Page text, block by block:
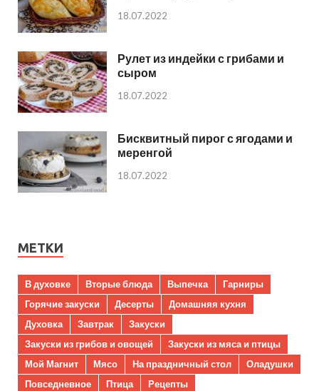
18.07.2022
Рулет из индейки с грибами и
сыром
18.07.2022
Бисквитный пирог с ягодами и
меренгой
18.07.2022
МЕТКИ
В духовке Вторые блюда Выпечка
Гарниры
Горячие закуски
Десерты
Домашняя кухня
Духовка
Завтрак
Закуски
Закуски из грибов и овощей
Закуски из мяса и птицы
Мой Магнит
Мясо На праздничный стол
Оладушки
Повседневное
Птица
Рецепты